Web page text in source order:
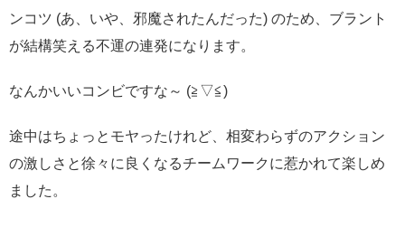
ンコツ (あ、いや、邪魔されたんだった) のため、ブラント
が結構笑える不運の連発になります。
なんかいいコンビですな～ (≧▽≦)
途中はちょっとモヤったけれど、相変わらずのアクション
の激しさと徐々に良くなるチームワークに惹かれて楽しめ
ました。